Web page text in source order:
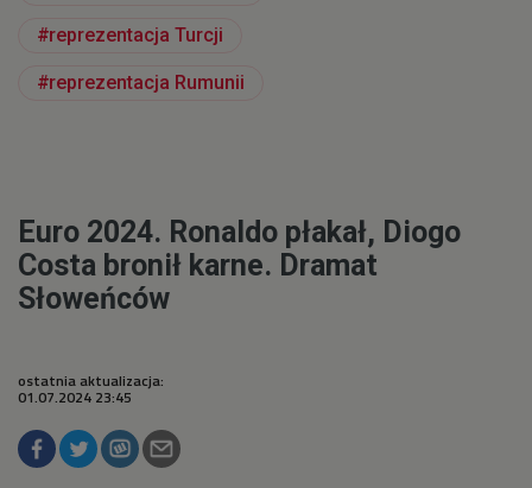
reprezentacja Turcji
reprezentacja Rumunii
Euro 2024. Ronaldo płakał, Diogo
Costa bronił karne. Dramat
Słoweńców
ostatnia aktualizacja:
01.07.2024 23:45